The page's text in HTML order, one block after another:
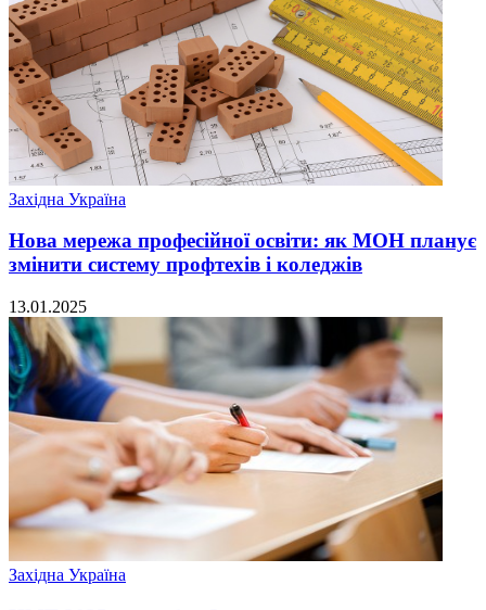
Західна Україна
Нова мережа професійної освіти: як МОН планує
змінити систему профтехів і коледжів
13.01.2025
Західна Україна